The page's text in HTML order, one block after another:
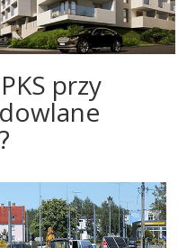
przy